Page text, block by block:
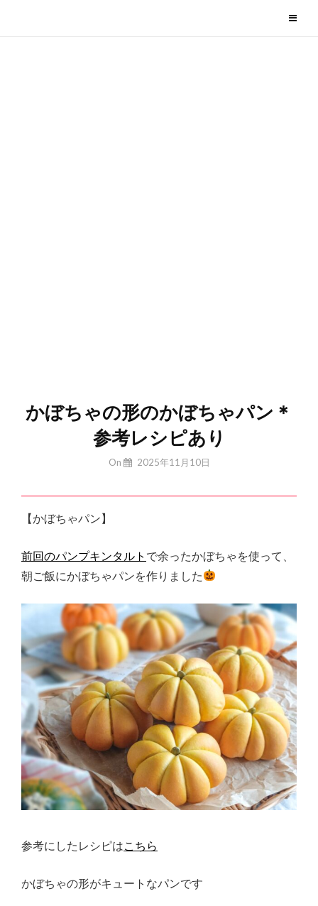
かぼちゃの形のかぼちゃパン＊
参考レシピあり
By
On 2025年11月10日
【かぼちゃパン】
前回のパンプキンタルト で余ったかぼちゃを使って、
朝ご飯にかぼちゃパンを作りました
参考にしたレシピはこちら
かぼちゃの形がキュートなパンです